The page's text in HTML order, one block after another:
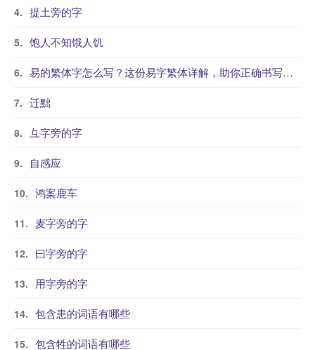
提土旁的字
饱人不知饿人饥
易的繁体字怎么写？这份易字繁体详解，助你正确书写汉字_汉字繁体学习
迁黜
彑字旁的字
自感应
鸿案鹿车
麦字旁的字
曰字旁的字
用字旁的字
包含患的词语有哪些
包含牲的词语有哪些